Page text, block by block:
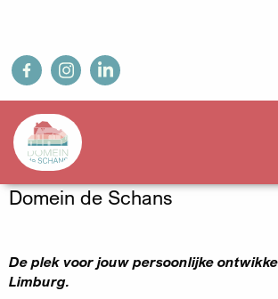
Overslaan
en
naar
inhoud
gaan
fb ig in
Main
navigation
Domein de Schans
De plek voor jouw persoonlijke
Limburg.